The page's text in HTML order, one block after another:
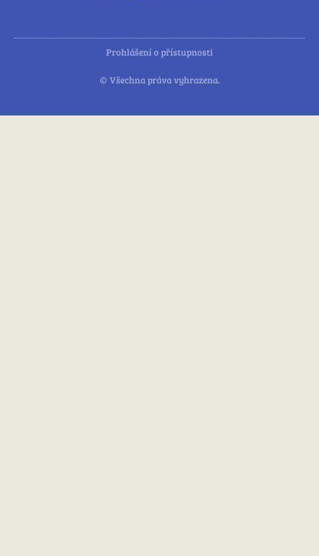
Prohlášení o přístupnosti
© Všechna práva vyhrazena.